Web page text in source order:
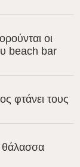
οι
beach bar
φτάνει τους
θάλασσα